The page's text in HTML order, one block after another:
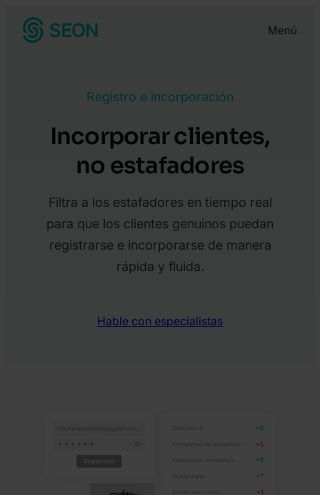
Menú
Registro e incorporación
Incorporar clientes,
no estafadores
Filtra a los estafadores en tiempo real
para que los clientes genuinos puedan
registrarse e incorporarse de manera
rápida y fluida.
Hable con especialistas